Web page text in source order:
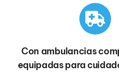
Con ambulancias
equipadas para